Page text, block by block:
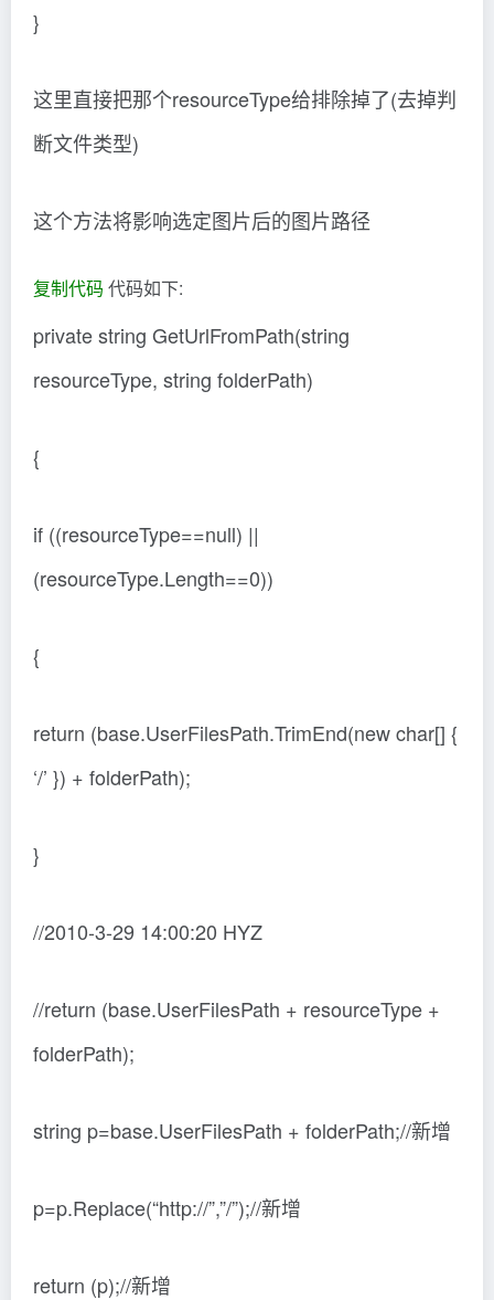
}
这里直接把那个resourceType给排除掉了(去掉判
断文件类型)
这个方法将影响选定图片后的图片路径
复制代码 代码如下:
private string GetUrlFromPath(string
resourceType, string folderPath)
{
if ((resourceType==null) ||
(resourceType.Length==0))
{
return (base.UserFilesPath.TrimEnd(new char[] {
‘/’ }) + folderPath);
}
//2010-3-29 14:00:20 HYZ
//return (base.UserFilesPath + resourceType +
folderPath);
string p=base.UserFilesPath + folderPath;//新增
p=p.Replace(“http://”,”/”);//新增
return (p);//新增